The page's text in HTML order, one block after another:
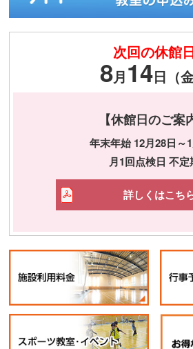
次回の休館
8月14日（金
【休館日のご案
年末年始 12月28日～
月1回点検日 不定
詳しくはこち